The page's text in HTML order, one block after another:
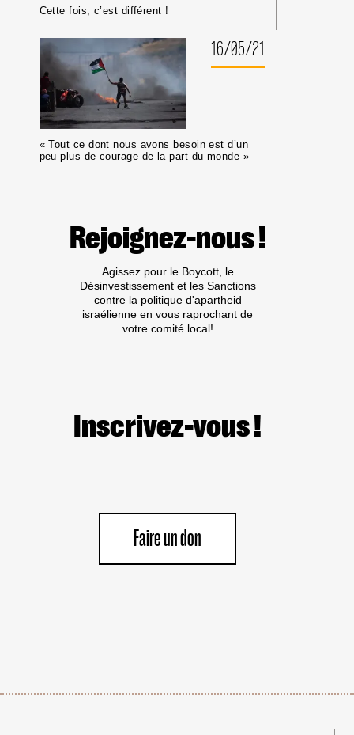
Cette fois, c’est différent !
16/05/21
« Tout ce dont nous avons besoin est d’un
peu plus de courage de la part du monde »
Rejoignez-nous !
Agissez pour le Boycott, le
Désinvestissement et les Sanctions
contre la politique d'apartheid
israélienne en vous raprochant de
votre comité local!
Inscrivez-vous !
Faire un don